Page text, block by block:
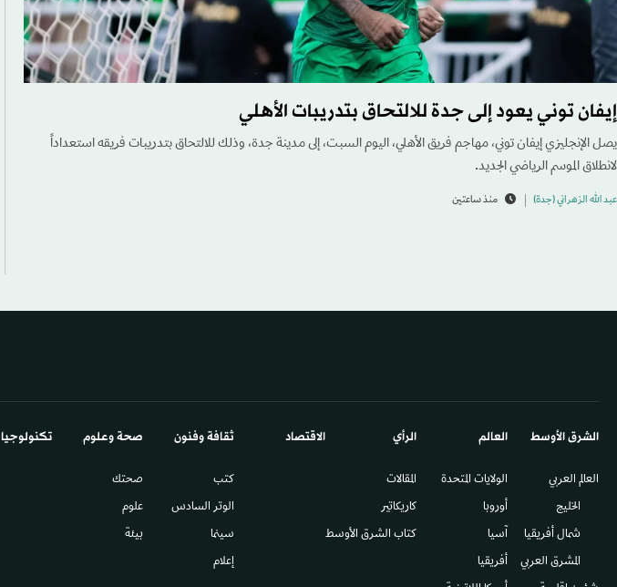
إيفان توني يعود إلى جدة للالتحاق بتدريبات الأهلي
يصل الإنجليزي إيفان توني، مهاجم فريق الأهلي، اليوم السبت، إلى مدينة جدة، وذلك للالتحاق بتدريبات فريقه استعداداً
لانطلاق الموسم الرياضي الجديد.
عبد الله الزهراني (جدة) منذ ساعتين
الشرق الأوسط​
العالم العربي
الخليج
شمال أفريقيا
المشرق العربي
العالم
الولايات المتحدة
أوروبا
آسيا
أفريقيا
الرأي
المقالات
كاريكاتير
كتاب الشرق الأوسط
الاقتصاد ثقافة وفنون
كتب
الوتر السادس​
سينما
إعلام
صحة وعلوم
صحتك
علوم
بيئة
تكنولوجيا